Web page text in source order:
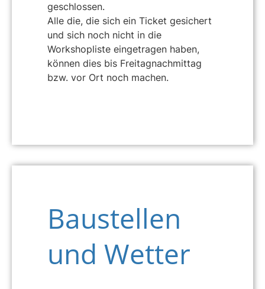
geschlossen.
Alle die, die sich ein Ticket gesichert
und sich noch nicht in die
Workshopliste eingetragen haben,
können dies bis Freitagnachmittag
bzw. vor Ort noch machen.
Baustellen
und Wetter